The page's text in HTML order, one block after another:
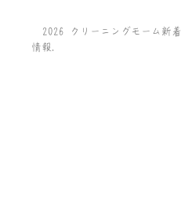
© 2026
クリーニングモーム新着
情報